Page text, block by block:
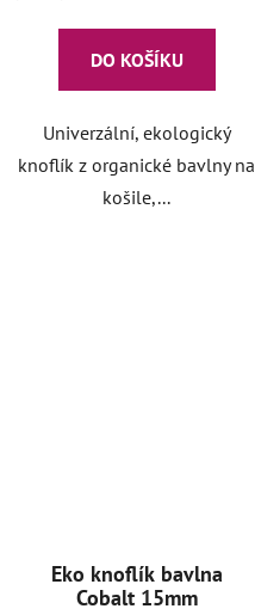
DO KOŠÍKU
Univerzální, ekologický
knoflík z organické bavlny na
košile,...
Eko knoflík bavlna
Cobalt 15mm